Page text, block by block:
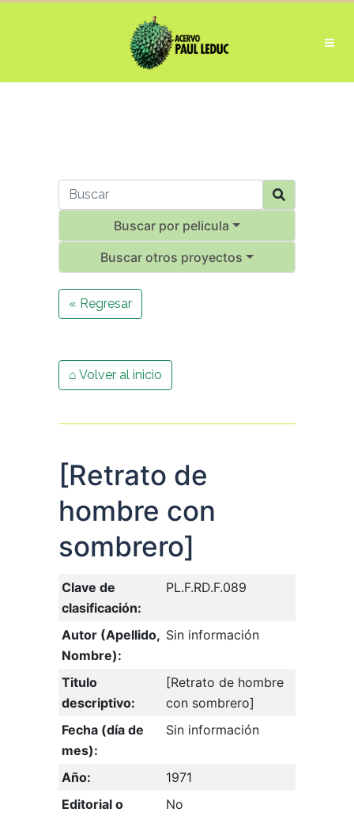
Buscar por pelicula
Buscar otros proyectos
« Regresar
⌂ Volver al inicio
[Retrato de
hombre con
sombrero]
Clave de
clasificación:
PL.F.RD.F.089
Autor (Apellido,
Nombre):
Sin información
Titulo
descriptivo:
[Retrato de hombre
con sombrero]
Fecha (día de
mes):
Sin información
Año:
1971
Editorial o
No